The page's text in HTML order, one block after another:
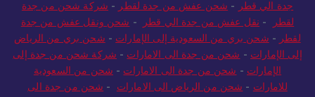
جدة الي قطر- شحن عفش من جدة لقطر- شركة شحن من جدة
لقطر- نقل عفش من جدة الي قطر-شحن ونقل عفش من جدة
لقطر-شحن بري من السعودية إلى الإمارات-شحن بري من الرياض
إلى الإمارات -شحن من جدة الى الامارات- شركة شحن من جدة إلى
الإمارات -شحن من جدة الى الامارات- شحن من السعودية
للامارات-شحن من الرياض الى الامارات-شحن من جدة الى